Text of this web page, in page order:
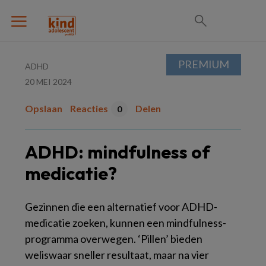
ADHD
20 MEI 2024
Opslaan Reacties 0 Delen
ADHD: mindfulness of
medicatie?
Gezinnen die een alternatief voor ADHD-
medicatie zoeken, kunnen een mindfulness-
programma overwegen. ‘Pillen’ bieden
weliswaar sneller resultaat, maar na vier
PREMIUM